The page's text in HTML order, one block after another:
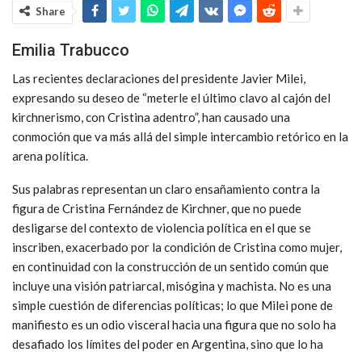
Share
Emilia Trabucco
Las recientes declaraciones del presidente Javier Milei,
expresando su deseo de “meterle el último clavo al cajón del
kirchnerismo, con Cristina adentro”, han causado una
conmoción que va más allá del simple intercambio retórico en la
arena política.
Sus palabras representan un claro ensañamiento contra la
figura de Cristina Fernández de Kirchner, que no puede
desligarse del contexto de violencia política en el que se
inscriben, exacerbado por la condición de Cristina como mujer,
en continuidad con la construcción de un sentido común que
incluye una visión patriarcal, misógina y machista. No es una
simple cuestión de diferencias políticas; lo que Milei pone de
manifiesto es un odio visceral hacia una figura que no solo ha
desafiado los límites del poder en Argentina, sino que lo ha